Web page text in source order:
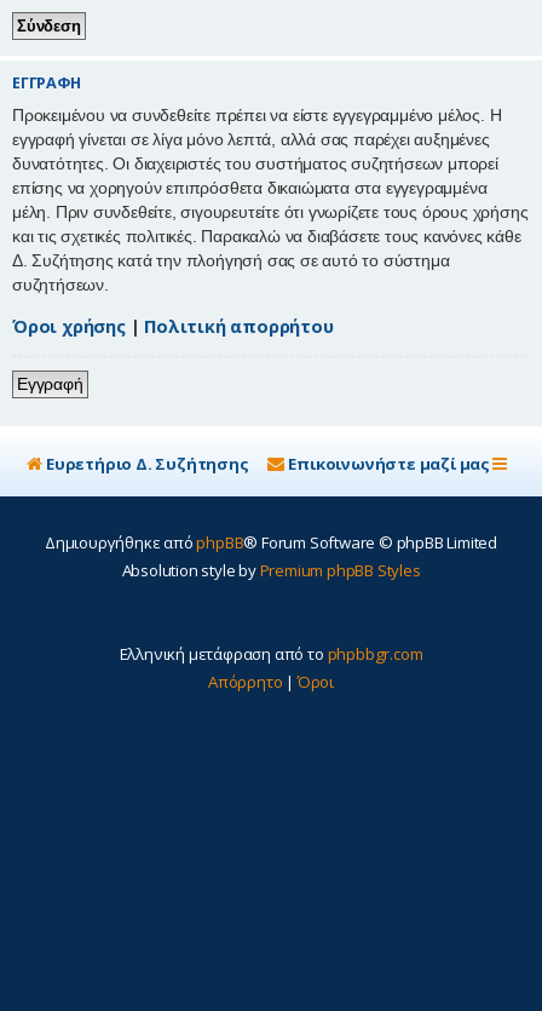
ΕΓΓΡΑΦΉ
Προκειμένου να συνδεθείτε πρέπει να είστε εγγεγραμμένο μέλος. Η
εγγραφή γίνεται σε λίγα μόνο λεπτά, αλλά σας παρέχει αυξημένες
δυνατότητες. Οι διαχειριστές του συστήματος συζητήσεων μπορεί
επίσης να χορηγούν επιπρόσθετα δικαιώματα στα εγγεγραμμένα
μέλη. Πριν συνδεθείτε, σιγουρευτείτε ότι γνωρίζετε τους όρους χρήσης
και τις σχετικές πολιτικές. Παρακαλώ να διαβάσετε τους κανόνες κάθε
Δ. Συζήτησης κατά την πλοήγησή σας σε αυτό το σύστημα
συζητήσεων.
Όροι χρήσης| Πολιτική απορρήτου
Εγγραφή
Ευρετήριο Δ. Συζήτησης Επικοινωνήστε μαζί μας
Δημιουργήθηκε απόphpBB® Forum Software © phpBB Limited
Absolution style byPremium phpBB Styles
Ελληνική μετάφραση από το phpbbgr.com
Απόρρητο |Όροι